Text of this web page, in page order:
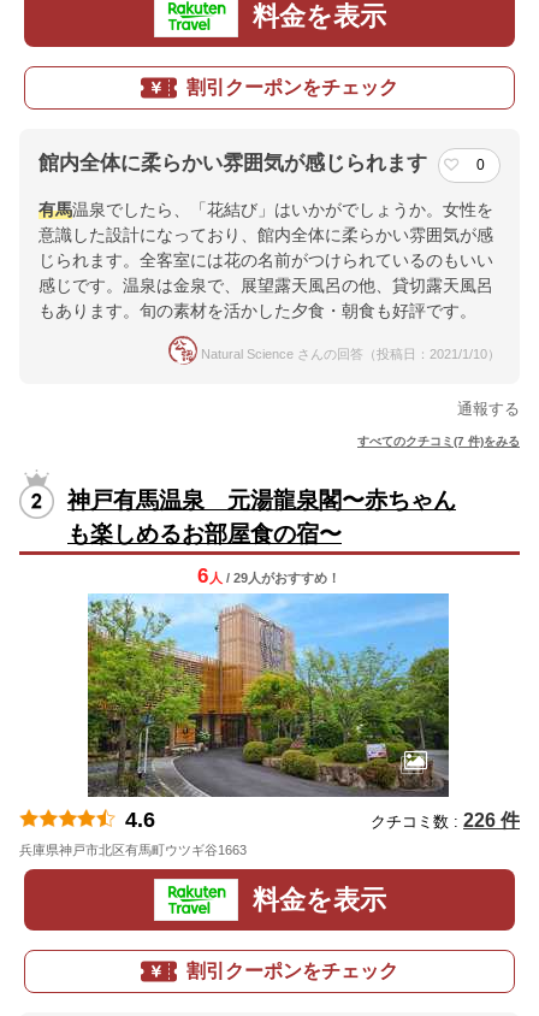
料金を表示
割引クーポンをチェック
館内全体に柔らかい雰囲気が感じられます 0
有馬温泉でしたら、「花結び」はいかがでしょうか。女性を
意識した設計になっており、館内全体に柔らかい雰囲気が感
じられます。全客室には花の名前がつけられているのもいい
感じです。温泉は金泉で、展望露天風呂の他、貸切露天風呂
もあります。旬の素材を活かした夕食・朝食も好評です。
Natural Science さんの回答（投稿日：2021/1/10）
通報する
すべてのクチコミ(7 件)をみる
神戸有馬温泉 元湯龍泉閣〜赤ちゃん
も楽しめるお部屋食の宿〜
6 人 / 29人がおすすめ！
4.6 クチコミ数 : 226 件
兵庫県神戸市北区有馬町ウツギ谷1663
料金を表示
割引クーポンをチェック